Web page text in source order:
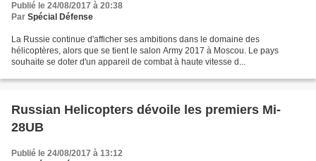
Publié le 24/08/2017 à 20:38
Par Spécial Défense
La Russie continue d'afficher ses ambitions dans le domaine des
hélicoptères, alors que se tient le salon Army 2017 à Moscou. Le pays
souhaite se doter d'un appareil de combat à haute vitesse d...
Russian Helicopters dévoile les premiers Mi-
28UB
Publié le 24/08/2017 à 13:12